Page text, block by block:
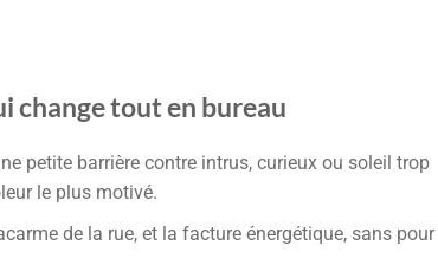
change tout en bureau
petite barrière contre intrus, curieux ou soleil trop
le plus motivé.
de la rue, et la facture énergétique, sans pour